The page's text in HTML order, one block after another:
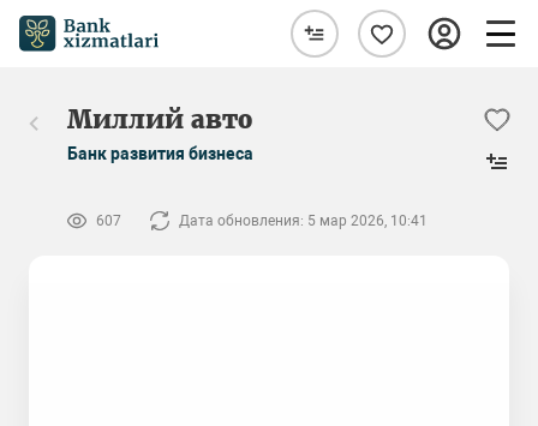
Миллий авто
Банк развития бизнеса
607 Дата обновления: 5 мар 2026, 10:41